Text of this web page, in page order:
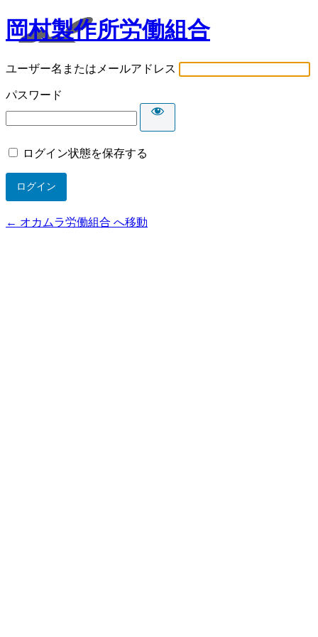
岡村製作所労働組合
ユーザー名またはメールアドレス
パスワード
ログイン状態を保存する
← オカムラ労働組合 へ移動